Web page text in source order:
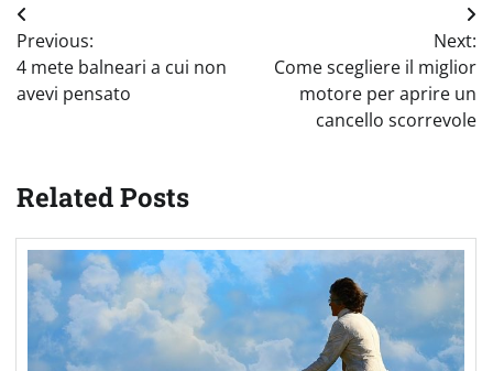
Navigazione
articoli
Previous:
4 mete balneari a cui non
avevi pensato
Next:
Come scegliere il miglior
motore per aprire un
cancello scorrevole
Related Posts